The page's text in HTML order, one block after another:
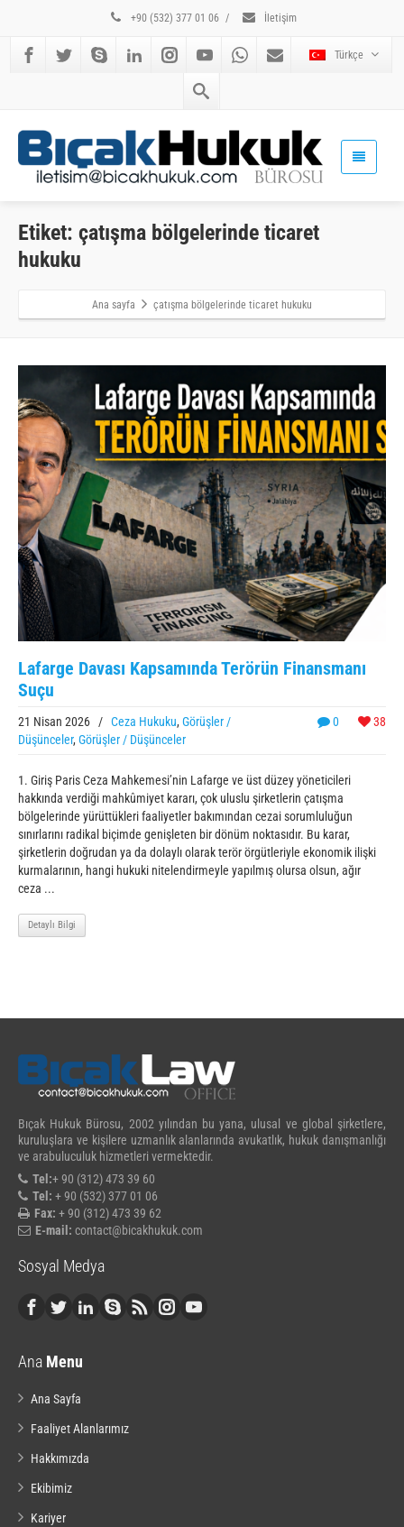
+90 (532) 377 01 06 / İletişim
Türkçe
Etiket: çatışma bölgelerinde ticaret
hukuku
Ana sayfa çatışma bölgelerinde ticaret hukuku
Lafarge Davası Kapsamında Terörün Finansmanı
Suçu
0 38
21 Nisan 2026 / Ceza Hukuku, Görüşler /
Düşünceler, Görüşler / Düşünceler
1. Giriş Paris Ceza Mahkemesi’nin Lafarge ve üst düzey yöneticileri
hakkında verdiği mahkûmiyet kararı, çok uluslu şirketlerin çatışma
bölgelerinde yürüttükleri faaliyetler bakımından cezai sorumluluğun
sınırlarını radikal biçimde genişleten bir dönüm noktasıdır. Bu karar,
şirketlerin doğrudan ya da dolaylı olarak terör örgütleriyle ekonomik ilişki
kurmalarının, hangi hukuki nitelendirmeyle yapılmış olursa olsun, ağır
ceza ...
Detaylı Bilgi
Bıçak Hukuk Bürosu, 2002 yılından bu yana, ulusal ve global şirketlere,
kuruluşlara ve kişilere uzmanlık alanlarında avukatlık, hukuk danışmanlığı
ve arabuluculuk hizmetleri vermektedir.
Tel:+ 90 (312) 473 39 60
Tel: + 90 (532) 377 01 06
Fax: + 90 (312) 473 39 62
E-mail: contact@bicakhukuk.com
Sosyal Medya
Ana Menu
Ana Sayfa
Faaliyet Alanlarımız
Hakkımızda
Ekibimiz
Kariyer